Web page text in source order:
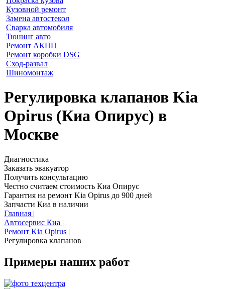
Кузовной ремонт
Замена автостекол
Сварка автомобиля
Тюнинг авто
Ремонт АКПП
Ремонт коробки DSG
Сход-развал
Шиномонтаж
Регулировка клапанов Kia
Opirus (Киа Опирус) в
Москве
Диагностика
Заказать эвакуатор
Получить консультацию
Честно считаем стоимость Киа Опирус
Гарантия на ремонт Kia Opirus до 900 дней
Запчасти Киа в наличии
Главная |
Автосервис Киа |
Ремонт Kia Opirus |
Регулировка клапанов
Примеры наших работ